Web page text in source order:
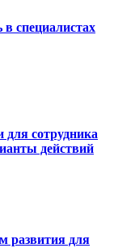
специалистах
сотрудника
действий
развития для